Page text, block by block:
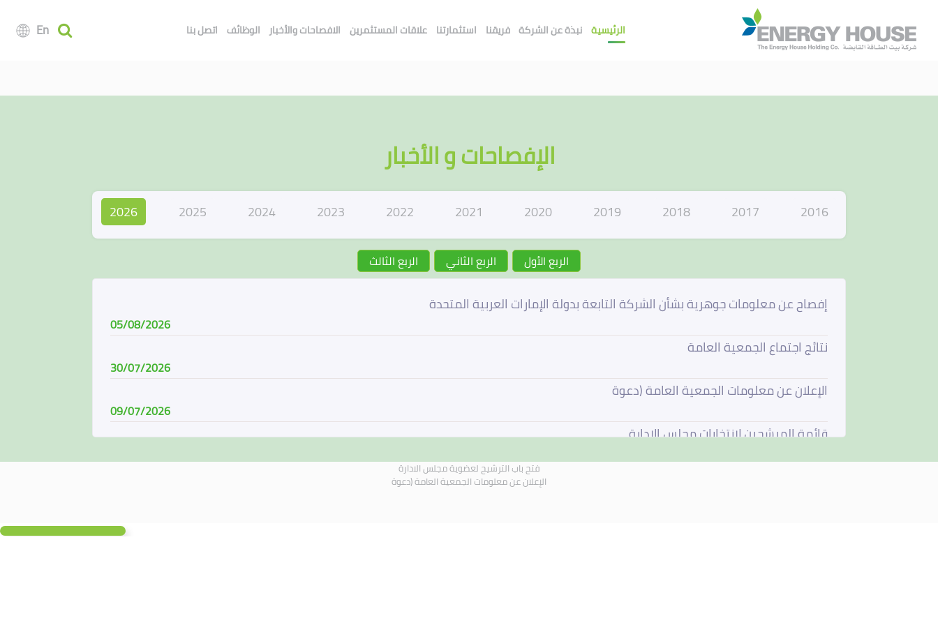
En الرئيسية نبذة عن الشركة فريقنا استثمارتنا علاقات المستثمرين الافصاحات والأخبار الوظائف اتصل بنا
الإفصاحات و الأخبار
2016
2017
2018
2019
2020
2021
2022
2023
2024
2025
2026
الربع الأول الربع الثاني الربع الثالث
إفصاح عن معلومات جوهرية بشأن الشركة التابعة بدولة الإمارات العربية المتحدة
05/08/2026
نتائج اجتماع الجمعية العامة
30/07/2026
الإعلان عن معلومات الجمعية العامة (دعوة
09/07/2026
قائمة المرشحين لإنتخابات مجلس الإدارة
04/06/2026
فتح باب الترشيح لعضوية مجلس الادارة
الإعلان عن معلومات الجمعية العامة (دعوة